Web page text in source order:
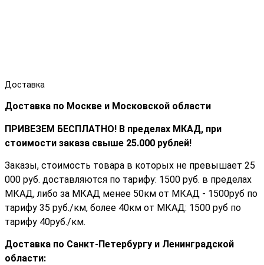
Доставка
Доставка по Москве и Московской области
ПРИВЕЗЕМ БЕСПЛАТНО! В пределах МКАД, при
стоимости заказа cвыше 25.000 рублей!
Заказы, стоимость товара в которых не превышает 25
000 руб. доставляются по тарифу: 1500 руб. в пределах
МКАД, либо за МКАД менее 50км от МКАД - 1500руб по
тарифу 35 руб./км, более 40км от МКАД: 1500 руб по
тарифу 40руб./км.
Доставка по Санкт-Петербургу и Ленинградской
области: